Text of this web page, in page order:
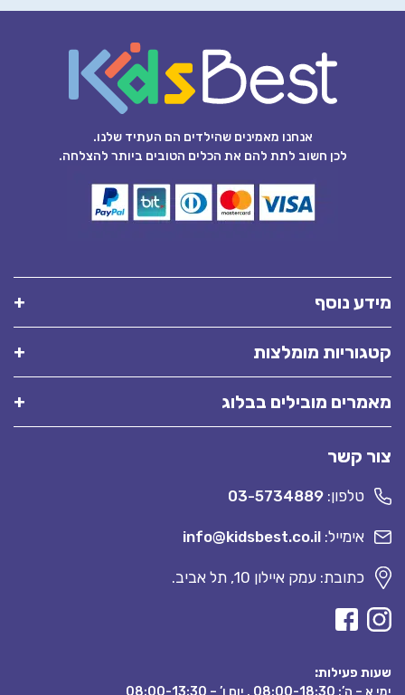
אנחנו מאמינים שהילדים הם העתיד שלנו.
לכן חשוב לתת להם את הכלים הטובים ביותר להצלחה.
מידע נוסף
קטגוריות מומלצות
מאמרים מובילים בבלוג
צור קשר
טלפון: 03-5734889
אימייל: info@kidsbest.co.il
כתובת: עמק איילון 10, תל אביב.
שעות פעילות: